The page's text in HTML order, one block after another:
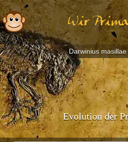
Wir
Evolution der
Darwinius